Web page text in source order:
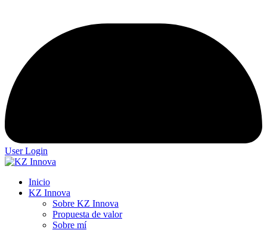
User Login
Inicio
KZ Innova
Sobre KZ Innova
Propuesta de valor
Sobre mí